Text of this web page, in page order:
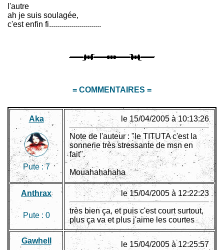
l'autre
ah je suis soulagée,
c'est enfin fi..........................
= COMMENTAIRES =
Aka
Pute :7
le 15/04/2005 à 10:13:26
Note de l'auteur : "le TITUTA c'est la
sonnerie très stressante de msn en
fait".
Mouahahahaha
Anthrax
Pute : 0
le 15/04/2005 à 12:22:23
très bien ça, et puis c'est court surtout,
plus ça va et plus j'aime les courtes
Gawhell le 15/04/2005 à 12:25:57